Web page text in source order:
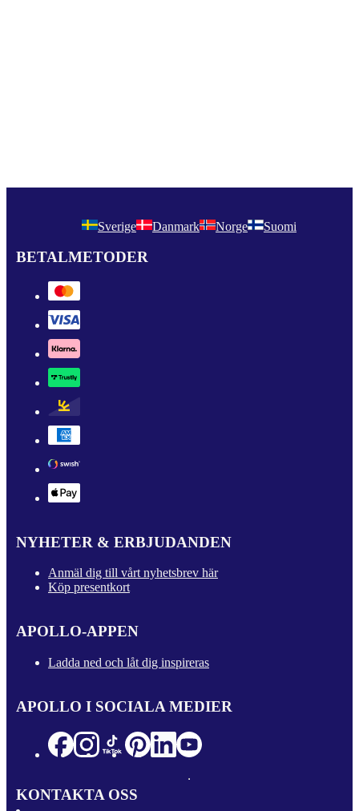
Sverige Danmark Norge Suomi
BETALMETODER
NYHETER & ERBJUDANDEN
Anmäl dig till vårt nyhetsbrev här
Köp presentkort
APOLLO-APPEN
Ladda ned och låt dig inspireras
APOLLO I SOCIALA MEDIER
KONTAKTA OSS